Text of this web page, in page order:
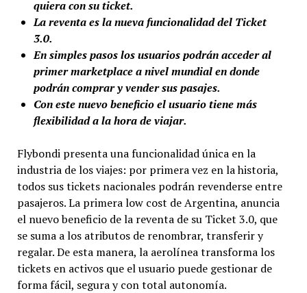
quiera con su ticket.
La reventa es la nueva funcionalidad del Ticket
3.0.
En simples pasos los usuarios podrán acceder al
primer marketplace a nivel mundial en donde
podrán comprar y vender sus pasajes.
Con este nuevo beneficio el usuario tiene más
flexibilidad a la hora de viajar.
Flybondi presenta una funcionalidad única en la
industria de los viajes: por primera vez en la historia,
todos sus tickets nacionales podrán revenderse entre
pasajeros. La primera low cost de Argentina, anuncia
el nuevo beneficio de la reventa de su Ticket 3.0, que
se suma a los atributos de renombrar, transferir y
regalar. De esta manera, la aerolínea transforma los
tickets en activos que el usuario puede gestionar de
forma fácil, segura y con total autonomía.